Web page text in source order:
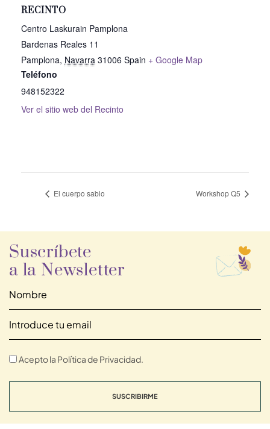
RECINTO
Centro Laskurain Pamplona
Bardenas Reales 11
Pamplona, Navarra 31006 Spain + Google Map
Teléfono
948152322
Ver el sitio web del Recinto
El cuerpo sabio Workshop Q5
Suscríbete
a la Newsletter
Acepto la Política de Privacidad.
SUSCRIBIRME